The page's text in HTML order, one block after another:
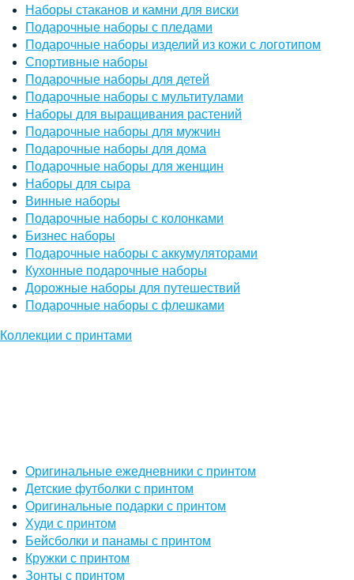
Наборы стаканов и камни для виски
Подарочные наборы с пледами
Подарочные наборы изделий из кожи с логотипом
Спортивные наборы
Подарочные наборы для детей
Подарочные наборы с мультитулами
Наборы для выращивания растений
Подарочные наборы для мужчин
Подарочные наборы для дома
Подарочные наборы для женщин
Наборы для сыра
Винные наборы
Подарочные наборы с колонками
Бизнес наборы
Подарочные наборы с аккумуляторами
Кухонные подарочные наборы
Дорожные наборы для путешествий
Подарочные наборы с флешками
Коллекции с принтами
Оригинальные ежедневники с принтом
Детские футболки с принтом
Оригинальные подарки с принтом
Худи с принтом
Бейсболки и панамы с принтом
Кружки с принтом
Зонты с принтом